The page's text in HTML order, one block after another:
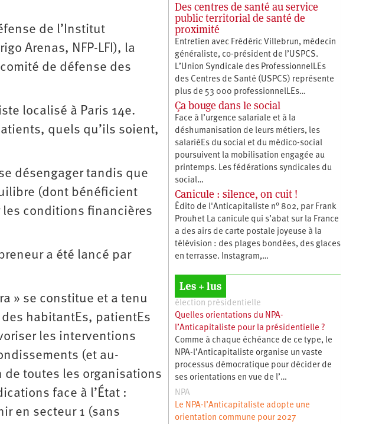
de l’Institut
Arenas, NFP-LFI), la
de défense des
localisé à Paris 14e.
quels qu’ils soient,
désengager tandis que
(dont bénéficient
conditions financières
a été lancé par
» se constitue et a tenu
des habitantEs, patientEs
les interventions
(et au-
de toutes les organisations
face à l’État :
en secteur 1 (sans
Des centres de santé au service
public territorial de santé de
proximité
Entretien avec Frédéric Villebrun, médecin
généraliste, co-président de l’USPCS.
L’Union Syndicale des ProfessionnelLEs
des Centres de Santé (USPCS) représente
plus de 53 000 professionnelLEs…
Ça bouge dans le social
Face à l’urgence salariale et à la
déshumanisation de leurs métiers, les
salariéEs du social et du médico-social
poursuivent la mobilisation engagée au
printemps. Les fédérations syndicales du
social…
Canicule : silence, on cuit !
Édito de l'Anticapitaliste n° 802, par Frank
Prouhet La canicule qui s’abat sur la France
a des airs de carte postale joyeuse à la
télévision : des plages bondées, des glaces
en terrasse. Instagram,…
Les + lus
élection présidentielle
Quelles orientations du NPA-
l’Anticapitaliste pour la présidentielle ?
Comme à chaque échéance de ce type, le
NPA-l’Anticapitaliste organise un vaste
processus démocratique pour décider de
ses orientations en vue de l’…
NPA
Le NPA-l’Anticapitaliste adopte une
orientation commune pour 2027